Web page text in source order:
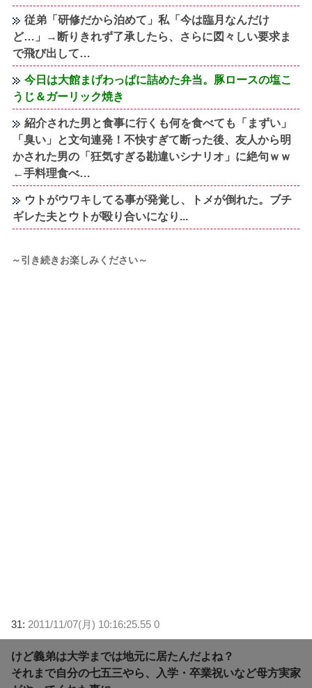
従弟「研修だから泊めて」私「今は臨月なんだけ
ど…」→断りきれず了承したら、さらに図々しい要求ま
で飛び出して…
今日は大館まげわっぱに詰めた弁当。豚ロースの塩こ
うじ＆ガーリック焼き
紹介された男と食事に行くも何を食べても「まずい」
「臭い」と文句連発！不快すぎて断った後、友人から明
かされた男の「狂気すぎる勘違いシナリオ」に絶句ｗｗ
←手料理食べ…
ウトがウワキしてる事が発覚し、トメが倒れた。ブチ
ギレた夫とウトが殴り合いになり...
～引き続きお楽しみください～
31: 2011/11/07(月) 10:16:25.55 0
けど義弟は大学までは地元に居たんだよね？
それまで自分の七五三やら、入学・卒業祝いなど母方実家